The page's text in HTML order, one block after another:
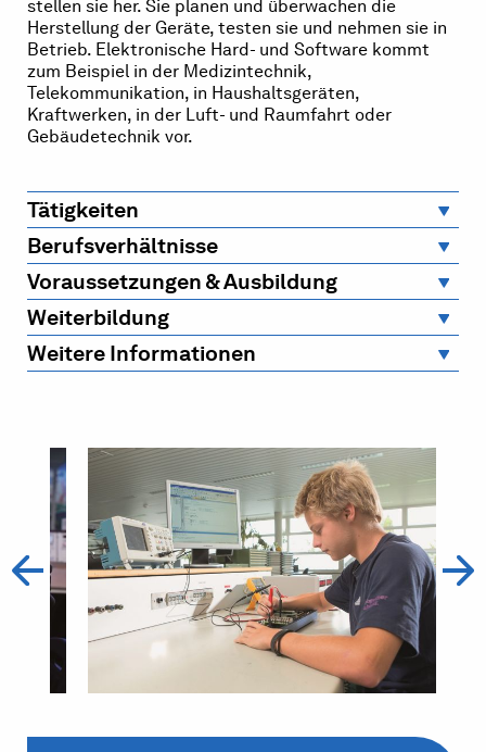
stellen sie her. Sie planen und überwachen die
Herstellung der Geräte, testen sie und nehmen sie in
Betrieb. Elektronische Hard- und Software kommt
zum Beispiel in der Medizintechnik,
Telekommunikation, in Haushaltsgeräten,
Kraftwerken, in der Luft- und Raumfahrt oder
Gebäudetechnik vor.
Tätigkeiten
Berufsverhältnisse
Voraussetzungen & Ausbildung
Weiterbildung
Weitere Informationen